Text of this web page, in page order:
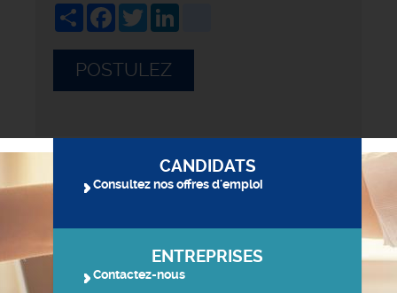
ShareFacebook
Twitter
POSTULEZ
CANDIDATS
Consultez nos offres d'emploi
ENTREPRISES
Contactez-nous